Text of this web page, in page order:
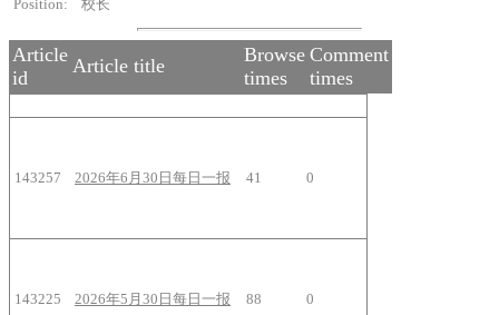
Position:
校长
Article
id
Article title
Browse
times
Comment
times
143257 2026年6月30日每日一报 41 0
143225 2026年5月30日每日一报 88 0